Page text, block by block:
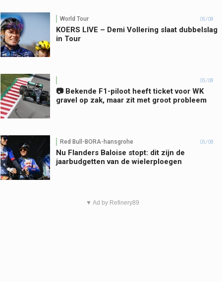
World Tour 05/08
KOERS LIVE – Demi Vollering slaat dubbelslag
in Tour
05/08
📷 Bekende F1-piloot heeft ticket voor WK
gravel op zak, maar zit met groot probleem
Red Bull-BORA-hansgrohe 05/08
Nu Flanders Baloise stopt: dit zijn de
jaarbudgetten van de wielerploegen
▼ Ad by Refinery89